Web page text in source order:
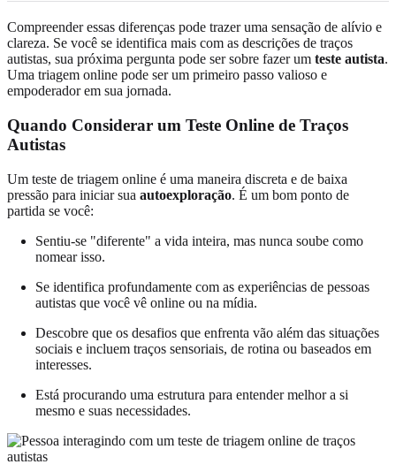
Compreender essas diferenças pode trazer uma sensação de alívio e
clareza. Se você se identifica mais com as descrições de traços
autistas, sua próxima pergunta pode ser sobre fazer um teste autista.
Uma triagem online pode ser um primeiro passo valioso e
empoderador em sua jornada.
Quando Considerar um Teste Online de Traços
Autistas
Um teste de triagem online é uma maneira discreta e de baixa
pressão para iniciar sua autoexploração. É um bom ponto de
partida se você:
Sentiu-se "diferente" a vida inteira, mas nunca soube como
nomear isso.
Se identifica profundamente com as experiências de pessoas
autistas que você vê online ou na mídia.
Descobre que os desafios que enfrenta vão além das situações
sociais e incluem traços sensoriais, de rotina ou baseados em
interesses.
Está procurando uma estrutura para entender melhor a si
mesmo e suas necessidades.